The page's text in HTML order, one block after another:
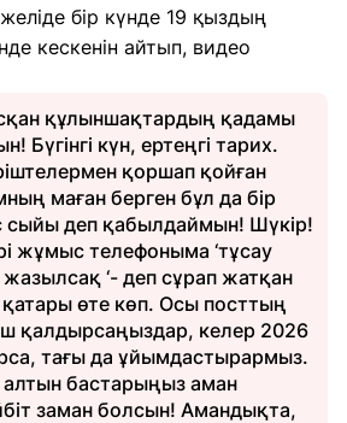
бір күнде 19 қыздың
кескенін айтып, видео
құлыншақтардың қадамы
Бүгінгі күн, ертеңгі тарих.
қоршап қойған
маған берген бұл да бір
сыйы деп қабылдаймын! Шүкір!
жұмыс телефоныма ‘тұсау
жазылсақ ‘- деп сұрап жатқан
өте көп. Осы посттың
қалдырсаңыздар, келер 2026
тағы да ұйымдастырармыз.
бастарыңыз аман
заман болсын! Амандықта,